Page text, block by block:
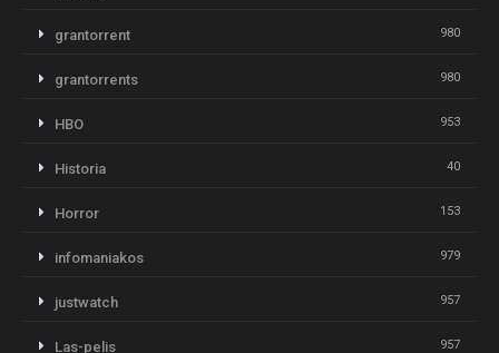
grantorrent 980
grantorrents 980
HBO 953
Historia 40
Horror 153
infomaniakos 979
justwatch 957
Las-pelis 957